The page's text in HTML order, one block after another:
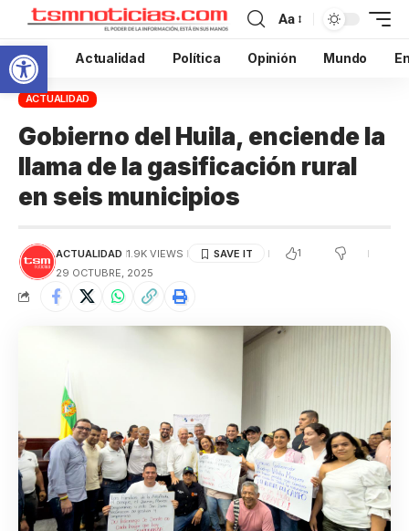
Abrir barra de herramientas
Aa
Inicio Actualidad Política Opinión Mundo
ACTUALIDAD
Gobierno del Huila, enciende la
llama de la gasificación rural
en seis municipios
ACTUALIDAD 1.9K VIEWS
1
29 OCTUBRE, 2025